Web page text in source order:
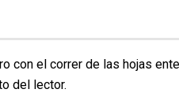
con el correr de las hojas
del lector.